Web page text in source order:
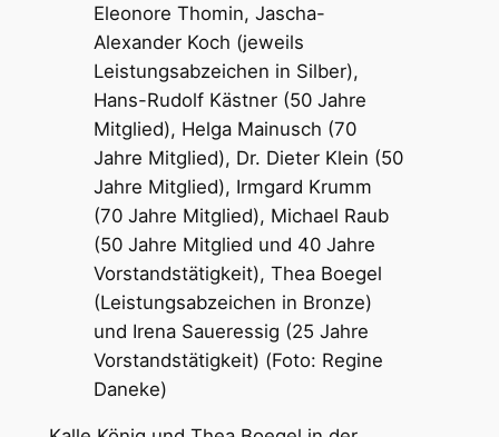
Eleonore Thomin, Jascha-
Alexander Koch (jeweils
Leistungsabzeichen in Silber),
Hans-Rudolf Kästner (50 Jahre
Mitglied), Helga Mainusch (70
Jahre Mitglied), Dr. Dieter Klein (50
Jahre Mitglied), Irmgard Krumm
(70 Jahre Mitglied), Michael Raub
(50 Jahre Mitglied und 40 Jahre
Vorstandstätigkeit), Thea Boegel
(Leistungsabzeichen in Bronze)
und Irena Saueressig (25 Jahre
Vorstandstätigkeit) (Foto: Regine
Daneke)